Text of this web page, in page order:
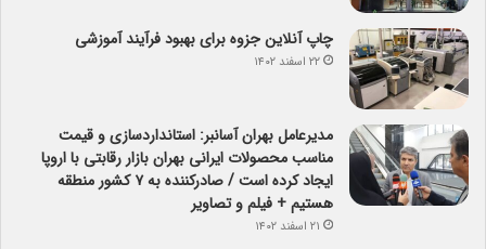
چاپ آنلاین جزوه برای بهبود فرآیند آموزشی
۲۲ اسفند ۱۴۰۲
مدیرعامل بهران آسانبر: استانداردسازی و قیمت
مناسب محصولات ایرانی بهران بازار رقابتی با اروپا
ایجاد کرده است / صادرکننده به ۷ کشور منطقه
هستیم + فیلم و تصاویر
۲۱ اسفند ۱۴۰۲